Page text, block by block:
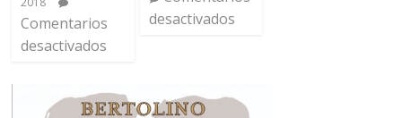
Comentarios
desactivados
desactivados